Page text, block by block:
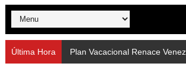
Alcaldía de Libertador impulsa el
Cidata y el Observatorio
Concejo Municipal de Zea celebra
Última Hora Plan Vacacional Renace Venezuela 2026 lleva